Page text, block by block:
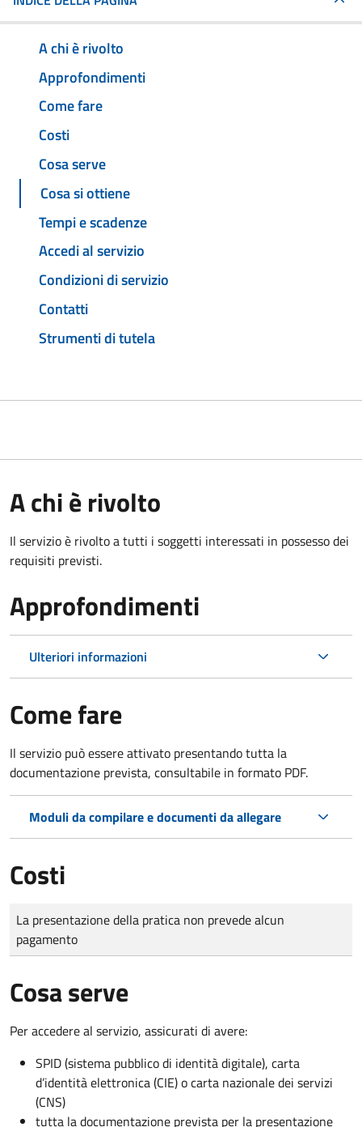
A chi è rivolto
Approfondimenti
Come fare
Costi
Cosa serve
Cosa si ottiene
Tempi e scadenze
Accedi al servizio
Condizioni di servizio
Contatti
Strumenti di tutela
A chi è rivolto
Il servizio è rivolto a tutti i soggetti interessati in possesso dei
requisiti previsti.
Approfondimenti
Ulteriori informazioni
Come fare
Il servizio può essere attivato presentando tutta la
documentazione prevista, consultabile in formato PDF.
Moduli da compilare e documenti da allegare
Costi
Tipo di pagamento
Importo
La presentazione della pratica non prevede alcun
pagamento
Cosa serve
Per accedere al servizio, assicurati di avere:
SPID (sistema pubblico di identità digitale), carta
d’identità elettronica (CIE) o carta nazionale dei servizi
(CNS)
tutta la documentazione prevista per la presentazione